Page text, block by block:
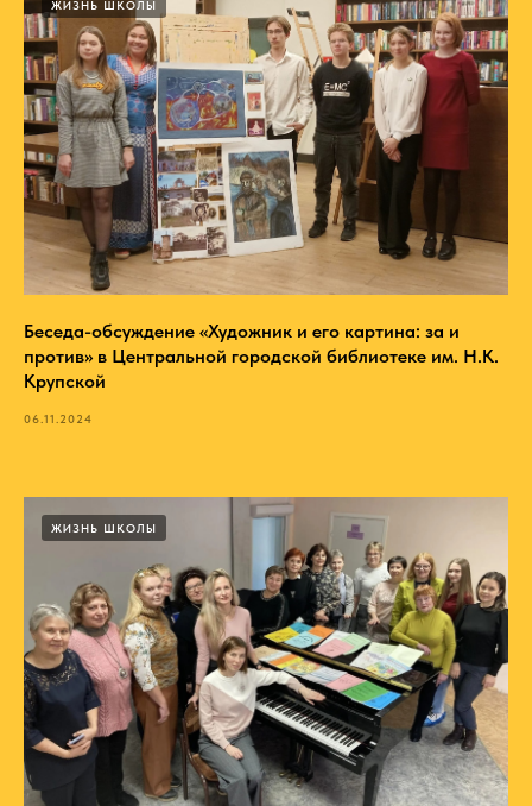
ЖИЗНЬ ШКОЛЫ
Беседа-обсуждение «Художник и его картина: за и
против» в Центральной городской библиотеке им. Н.К.
Крупской
06.11.2024
ЖИЗНЬ ШКОЛЫ